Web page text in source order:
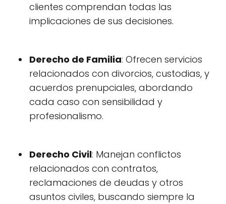
clientes comprendan todas las
implicaciones de sus decisiones.
Derecho de Familia: Ofrecen servicios
relacionados con divorcios, custodias, y
acuerdos prenupciales, abordando
cada caso con sensibilidad y
profesionalismo.
Derecho Civil: Manejan conflictos
relacionados con contratos,
reclamaciones de deudas y otros
asuntos civiles, buscando siempre la